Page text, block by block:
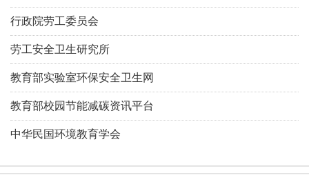
行政院劳工委员会
劳工安全卫生研究所
教育部实验室环保安全卫生网
教育部校园节能减碳资讯平台
中华民国环境教育学会